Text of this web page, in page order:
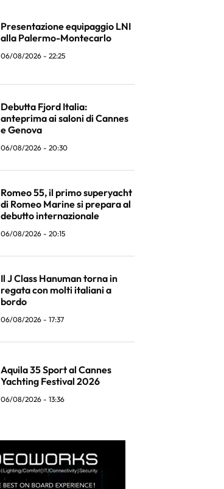
Presentazione equipaggio LNI
alla Palermo-Montecarlo
06/08/2026 - 22:25
Debutta Fjord Italia:
anteprima ai saloni di Cannes
e Genova
06/08/2026 - 20:30
Romeo 55, il primo superyacht
di Romeo Marine si prepara al
debutto internazionale
06/08/2026 - 20:15
Il J Class Hanuman torna in
regata con molti italiani a
bordo
06/08/2026 - 17:37
Aquila 35 Sport al Cannes
Yachting Festival 2026
06/08/2026 - 13:36